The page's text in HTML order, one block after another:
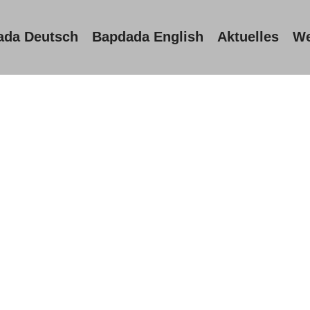
Deutsch Bapdada English Aktuelles